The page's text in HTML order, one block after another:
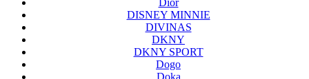
DISNEY MINNIE
DIVINAS
DKNY
DKNY SPORT
Dogo
Doka